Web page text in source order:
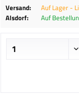
Versand:
Auf Lager -
Alsdorf:
Auf